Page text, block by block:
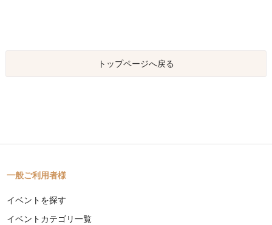
トップページへ戻る
一般ご利用者様
イベントを探す
イベントカテゴリ一覧